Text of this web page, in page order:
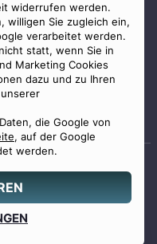
widerrufen werden.
willigen Sie zugleich ein,
verarbeitet werden.
statt, wenn Sie in
Marketing Cookies
dazu und zu Ihren
die Google von
, auf der Google
werden.
erstellen